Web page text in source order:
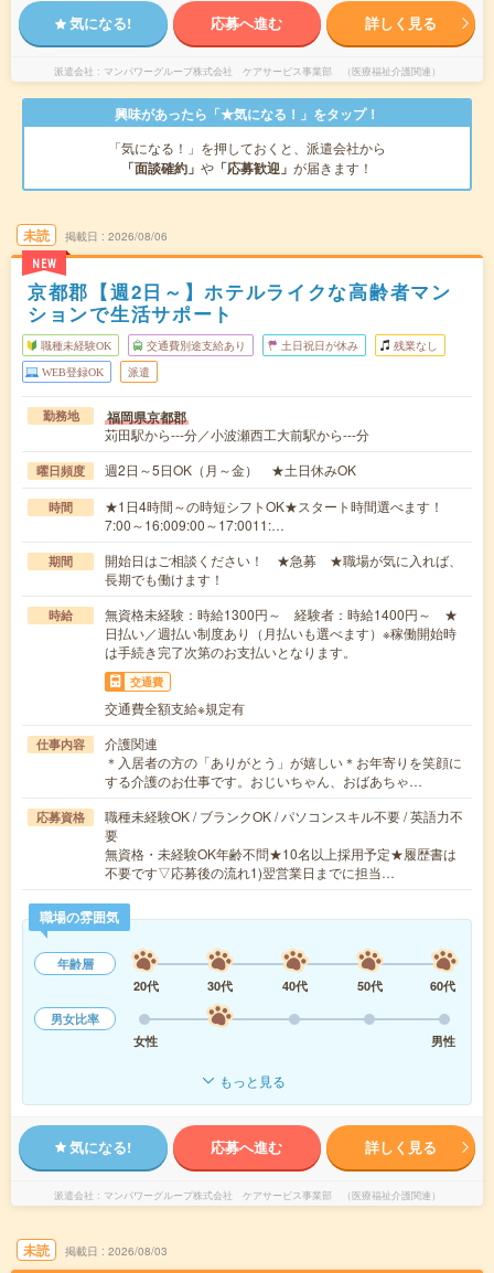
気になる! 応募へ進む 詳しく見る
派遣会社 マンパワーグループ株式会社 ケアサービス事業部 （医療福祉介護関連）
興味があったら「★気になる！」をタップ！
「気になる！」を押しておくと、派遣会社から
「面談確約」 や 「応募歓迎」 が届きます！
未読
NEW
掲載日 2026/08/06
京都郡【週2日～】ホテルライクな高齢者マン
ションで生活サポート
職種未経験OK 交通費別途支給あり 土日祝日が休み 残業なし
WEB登録OK 派遣
勤務地 福岡県京都郡
苅田駅から---分／小波瀬西工大前駅から---分
曜日頻度 週2日～5日OK（月～金） ★土日休みOK
時間
★1日4時間～の時短シフトOK★スタート時間選べます！
7:00～16:009:00～17:0011:…
期間
開始日はご相談ください！ ★急募 ★職場が気に入れば、
長期でも働けます！
時給
無資格未経験：時給1300円～ 経験者：時給1400円～ ★
日払い／週払い制度あり（月払いも選べます）※稼働開始時
は手続き完了次第のお支払いとなります。
交通費
交通費全額支給※規定有
仕事内容
介護関連
＊入居者の方の「ありがとう」が嬉しい＊お年寄りを笑顔に
する介護のお仕事です。おじいちゃん、おばあちゃ…
応募資格
職種未経験OK / ブランクOK / パソコンスキル不要 / 英語力不
要
無資格・未経験OK年齢不問★10名以上採用予定★履歴書は
不要です▽応募後の流れ1)翌営業日までに担当…
職場の雰囲気
年齢層
20代
30代 40代 50代
60代
男女比率
女性
男性
もっと見る
気になる! 応募へ進む 詳しく見る
派遣会社 マンパワーグループ株式会社 ケアサービス事業部 （医療福祉介護関連）
未読 掲載日 2026/08/03